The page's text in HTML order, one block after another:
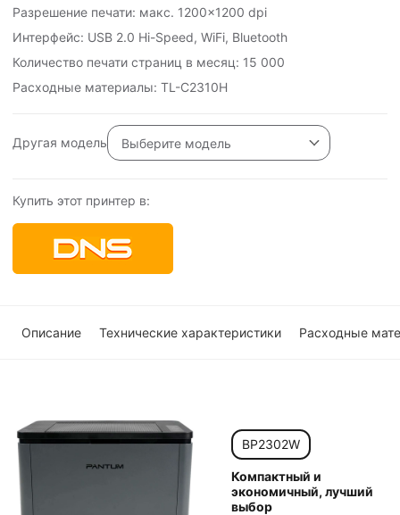
Разрешение печати: макс. 1200×1200 dpi
Интерфейс: USB 2.0 Hi-Speed, WiFi, Bluetooth
Количество печати страниц в месяц: 15 000
Расходные материалы: TL-C2310H
Другая модель Выберите модель
Купить этот принтер в:
Описание Технические характеристики Расходные
BP2302W
Компактный и
экономичный, лучший
выбор